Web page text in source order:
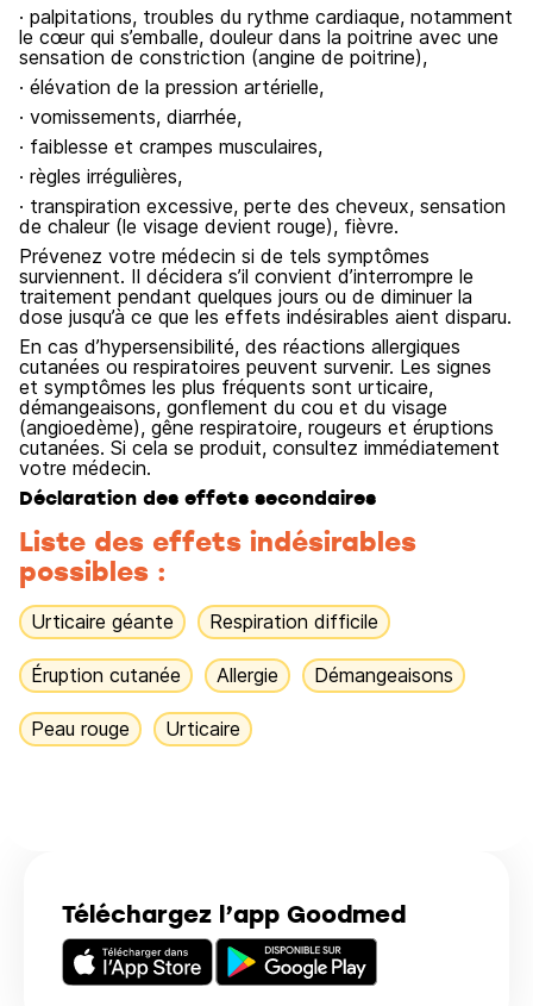
Téléchargez l’app Goodmed
· palpitations, troubles du rythme cardiaque, notamment
le cœur qui s’emballe, douleur dans la poitrine avec une
sensation de constriction (angine de poitrine),
· élévation de la pression artérielle,
· vomissements, diarrhée,
· faiblesse et crampes musculaires,
· règles irrégulières,
· transpiration excessive, perte des cheveux, sensation
de chaleur (le visage devient rouge), fièvre.
Prévenez votre médecin si de tels symptômes
surviennent. Il décidera s’il convient d’interrompre le
traitement pendant quelques jours ou de diminuer la
dose jusqu’à ce que les effets indésirables aient disparu.
En cas d’hypersensibilité, des réactions allergiques
cutanées ou respiratoires peuvent survenir. Les signes
et symptômes les plus fréquents sont urticaire,
démangeaisons, gonflement du cou et du visage
(angioedème), gêne respiratoire, rougeurs et éruptions
cutanées. Si cela se produit, consultez immédiatement
votre médecin.
Déclaration des effets secondaires
Liste des effets indésirables
possibles :
Urticaire géante Respiration difficile
Éruption cutanée Allergie Démangeaisons
Peau rouge Urticaire